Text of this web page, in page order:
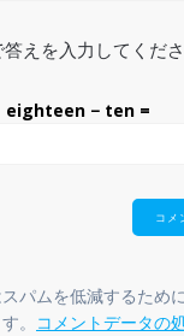
えを入力してくだ
eighteen − ten =
パムを低減するため
。 コメントデータの